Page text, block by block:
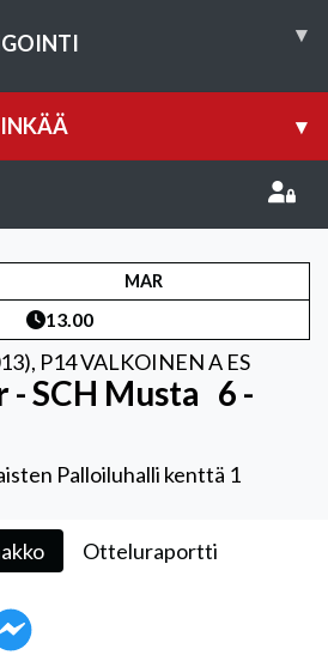
▾
▾
MAR
13.00
, P14 VALKOINEN A ES
- SCH Musta 6 -
Palloiluhalli kenttä 1
Otteluraportti